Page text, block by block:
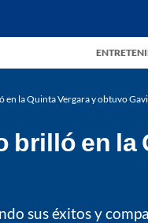
en la Quinta Vergara y obtuvo
brilló en
sus éxitos y